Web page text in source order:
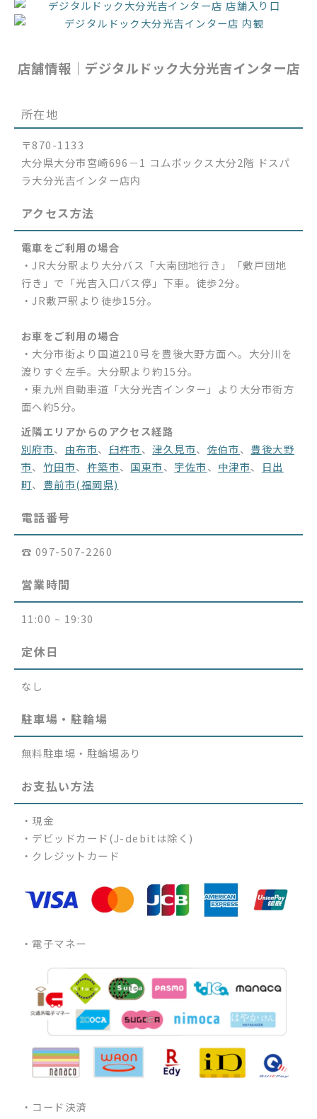
店舗情報｜デジタルドック大分光吉インター店
所在地
〒870-1133
大分県大分市宮崎696－1 コムボックス大分2階 ドスパ
ラ大分光吉インター店内
アクセス方法
電車をご利用の場合
・JR大分駅より大分バス「大南団地行き」「敷戸団地
行き」で「光吉入口バス停」下車。徒歩2分。
・JR敷戸駅より徒歩15分。
お車をご利用の場合
・大分市街より国道210号を豊後大野方面へ。大分川を
渡りすぐ左手。大分駅より約15分。
・東九州自動車道「大分光吉インター」より大分市街方
面へ約5分。
近隣エリアからのアクセス経路
別府市、 由布市、 臼杵市、津久見市、 佐伯市、 豊後大野
市、 竹田市、 杵築市、 国東市、 宇佐市、 中津市、
日出
町、 豊前市(福岡県)
電話番号
☎︎ 097-507-2260
営業時間
11:00 ~ 19:30
定休日
なし
駐車場・駐輪場
無料駐車場・駐輪場あり
お支払い方法
・現金
・デビッドカード(J-debitは除く)
・クレジットカード
・電子マネー
・コード決済